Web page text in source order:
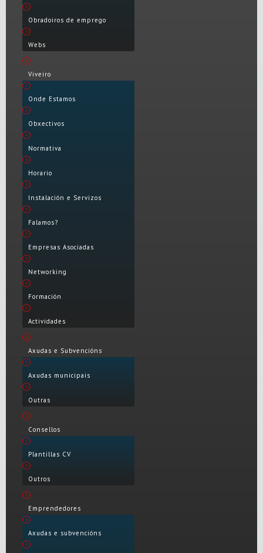
Obradoiros de emprego
Webs
Viveiro
Onde Estamos
Obxectivos
Normativa
Horario
Instalación e Servizos
Falamos?
Empresas Asociadas
Networking
Formación
Actividades
Axudas e Subvencións
Axudas municipais
Outras
Consellos
Plantillas CV
Outros
Emprendedores
Axudas e subvencións